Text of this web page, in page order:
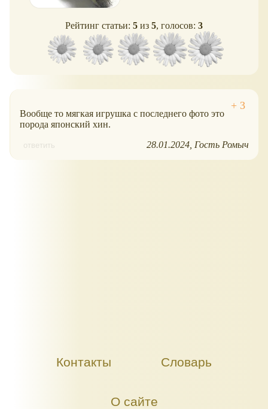
Рейтинг статьи: 5 из 5, голосов: 3
Вообще то мягкая игрушка с последнего фото это
порода японский хин.
ответить 28.01.2024 Гость Ромыч
Контакты Словарь
О сайте